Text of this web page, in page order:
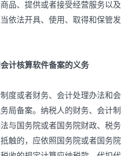
、提供或者接受经营服务以及
依法开具、使用、取得和保管发
核算软件备案的义务
或者财务、会计处理办法和会
局备案。纳税人的财务、会计制
与国务院或者国务院财政、税务
触的，应依照国务院或者国务院